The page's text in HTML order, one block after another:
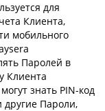
для
Клиента,
мобильного
Паролей в
Клиента
знать PIN-код
другие Пароли,